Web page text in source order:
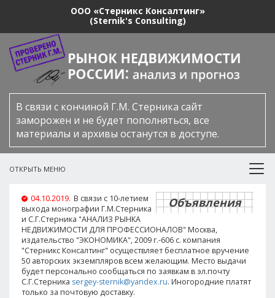
ООО «Стерникс Консалтинг»
(Sternik's Consulting)
В связи с кончиной Г.М. Стерника сайт
заморожен и не будет пополняться, все
материалы и архивы останутся в доступе.
ОТКРЫТЬ МЕНЮ
Объявления
04.10.2019. В связи с 10-летием
выхода монографии Г.М.Стерника
и С.Г.Стерника "АНАЛИЗ РЫНКА
НЕДВИЖИМОСТИ ДЛЯ ПРОФЕССИОНАЛОВ" Москва,
издательство "ЭКОНОМИКА", 2009 г.-606 с. компания
"Стерникс Консалтинг" осуществляет бесплатное вручение
50 авторских экземпляров всем желающим. Место выдачи
будет персонально сообщаться по заявкам в эл.почту
С.Г.Стерника sergey-sternik@yandex.ru. Иногородние платят
только за почтовую доставку.